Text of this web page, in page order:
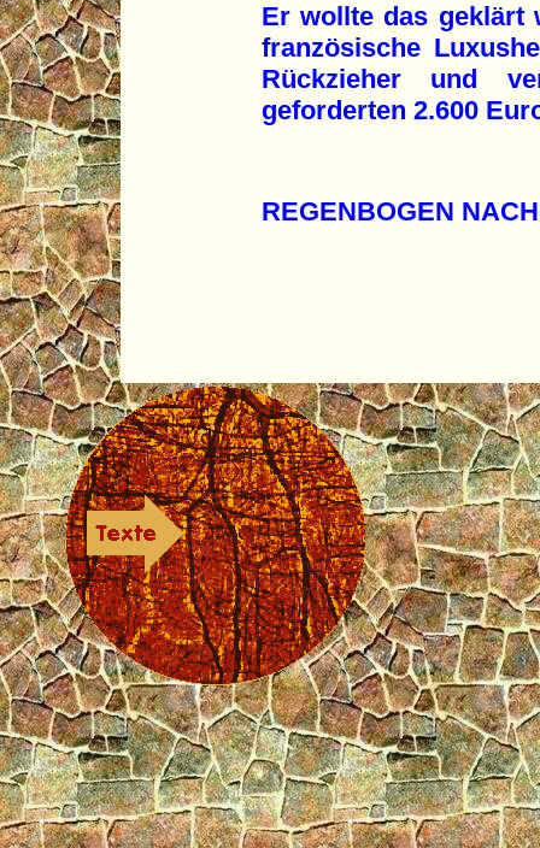
Er wollte das geklärt
französische
Rückzieher und
geforderten 2.600
REGENBOGEN